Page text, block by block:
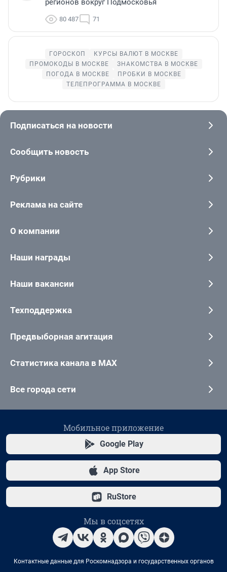
регионов вокруг Подмосковья
80 487 71
ГОРОСКОП
КУРСЫ ВАЛЮТ В МОСКВЕ
ПРОМОКОДЫ В МОСКВЕ
ЗНАКОМСТВА В МОСКВЕ
ПОГОДА В МОСКВЕ
ПРОБКИ В МОСКВЕ
ТЕЛЕПРОГРАММА В МОСКВЕ
Подписаться на новости
Сообщить новость
Рубрики
Реклама на сайте
О компании
Наши награды
Наши вакансии
Техподдержка
Предвыборная агитация
Статистика канала в MAX
Все города сети
Мобильное приложение
Google Play
App Store
RuStore
Мы в соцсетях
Контактные данные для Роскомнадзора и государственных органов